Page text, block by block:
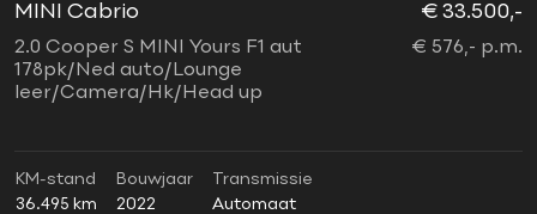
MINI Cabrio
2.0 Cooper S MINI Yours F1 aut
178pk/Ned auto/Lounge
leer/Camera/Hk/Head up
€ 33.500,-
€ 576,- p.m.
KM-stand
36.495 km
Bouwjaar
2022
Transmissie
Automaat